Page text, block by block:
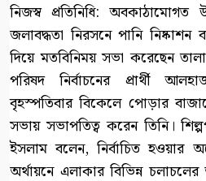
নিজস্ব প্রতিনিধি: অবকাঠামোগত
জলাবদ্ধতা নিরসনে পানি নিষ্কাশন
দিয়ে মতবিনিময় সভা করেছেন
পরিষদ নির্বাচনের প্রার্থী
বৃহস্পতিবার বিকেলে পোড়ার
সভায় সভাপতিত্ব করেন তিনি।
ইসলাম বলেন, নির্বাচিত হওয়ার
অর্থায়নে এলাকার বিভিন্ন